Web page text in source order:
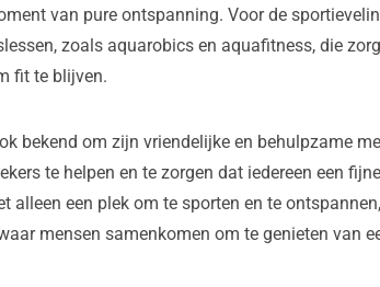
van pure ontspanning. Voor de
zoals aquarobics en aquafitness, die
fit te blijven.
bekend om zijn vriendelijke en behulpzame
te helpen en te zorgen dat iedereen een
alleen een plek om te sporten en te
mensen samenkomen om te genieten van